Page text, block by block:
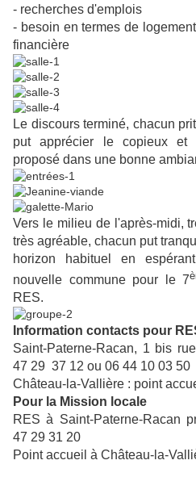
- recherches d'emplois
- besoin en termes de
financière
Le discours terminé, chacun
put apprécier le copieux et
proposé dans une bonne
Vers le milieu de l'après-midi,
très agréable, chacun put
horizon habituel en
nouvelle commune pour le 7
RES.
Information contacts pour
Saint-Paterne-Racan, 1 bis
47 29 37 12 ou 06 44 10 03 50
Château-la-Vallière : point
Pour la Mission locale
RES à Saint-Paterne-Racan
47 29 31 20
Point accueil à Château-la-